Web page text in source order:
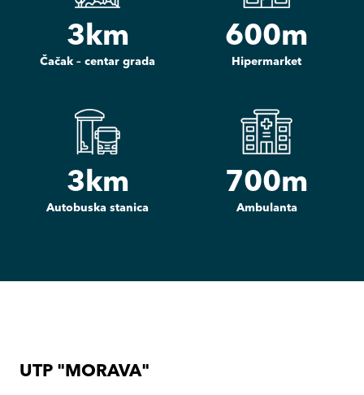
3km
Čačak – centar grada
600m
Hipermarket
3km
Autobuska stanica
700m
Ambulanta
UTP "MORAVA"